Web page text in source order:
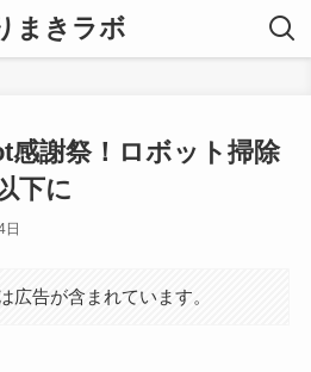
まきラボ
感謝祭！ロボット掃除
下に
広告が含まれています。